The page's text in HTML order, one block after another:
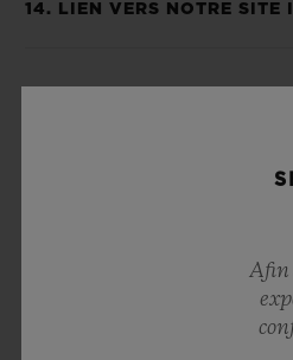
14. LIEN VERS NOTRE SITE
16. LIENS VERS DES SITES
17. STIPULATIONS
Afin